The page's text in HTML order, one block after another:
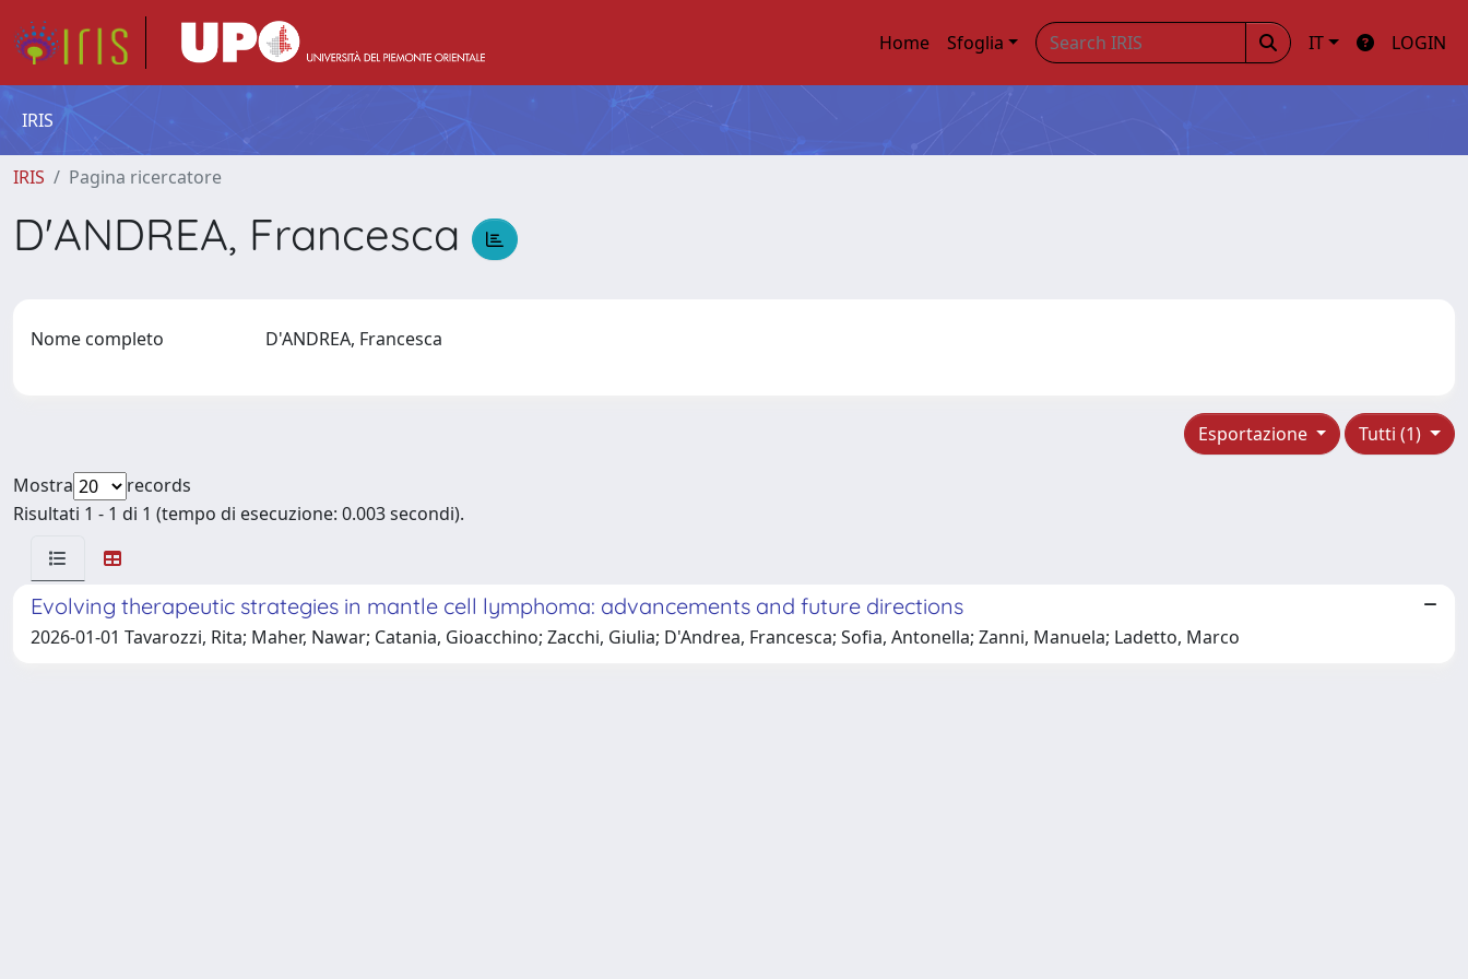
Home Sfoglia IT LOGIN
IRIS
IRIS Pagina ricercatore
D'ANDREA, Francesca
Nome completo D'ANDREA, Francesca
Tutti (1)
Esportazione
Mostra
records
Risultati 1 - 1 di 1 (tempo di esecuzione: 0.003 secondi).
Evolving therapeutic strategies in mantle cell lymphoma: advancements and future directions
2026-01-01 Tavarozzi, Rita; Maher, Nawar; Catania, Gioacchino; Zacchi, Giulia; D'Andrea, Francesca; Sofia, Antonella; Zanni, Manuela; Ladetto, Marco